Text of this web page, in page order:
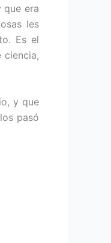
que era
les
Es el
ciencia,
y que
pasó